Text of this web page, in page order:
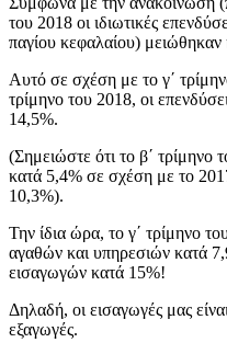
του 2018 οι ιδιωτικές
παγίου κεφαλαίου)
Αυτό σε σχέση με το γ΄
τρίμηνο του 2018, οι
14,5%.
(Σημειώστε ότι το β΄ τρίμηνο
κατά 5,4% σε σχέση με το
10,3%).
Την ίδια ώρα, το γ΄ τρίμηνο
αγαθών και υπηρεσιών κατά
εισαγωγών κατά 15%!
Δηλαδή, οι εισαγωγές μας
εξαγωγές.